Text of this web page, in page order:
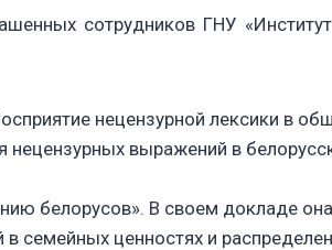
сотрудников ГНУ
нецензурной лексики в
нецензурных выражений в
белорусов». В своем докладе
семейных ценностях и